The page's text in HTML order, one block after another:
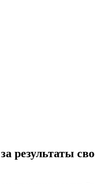
результаты